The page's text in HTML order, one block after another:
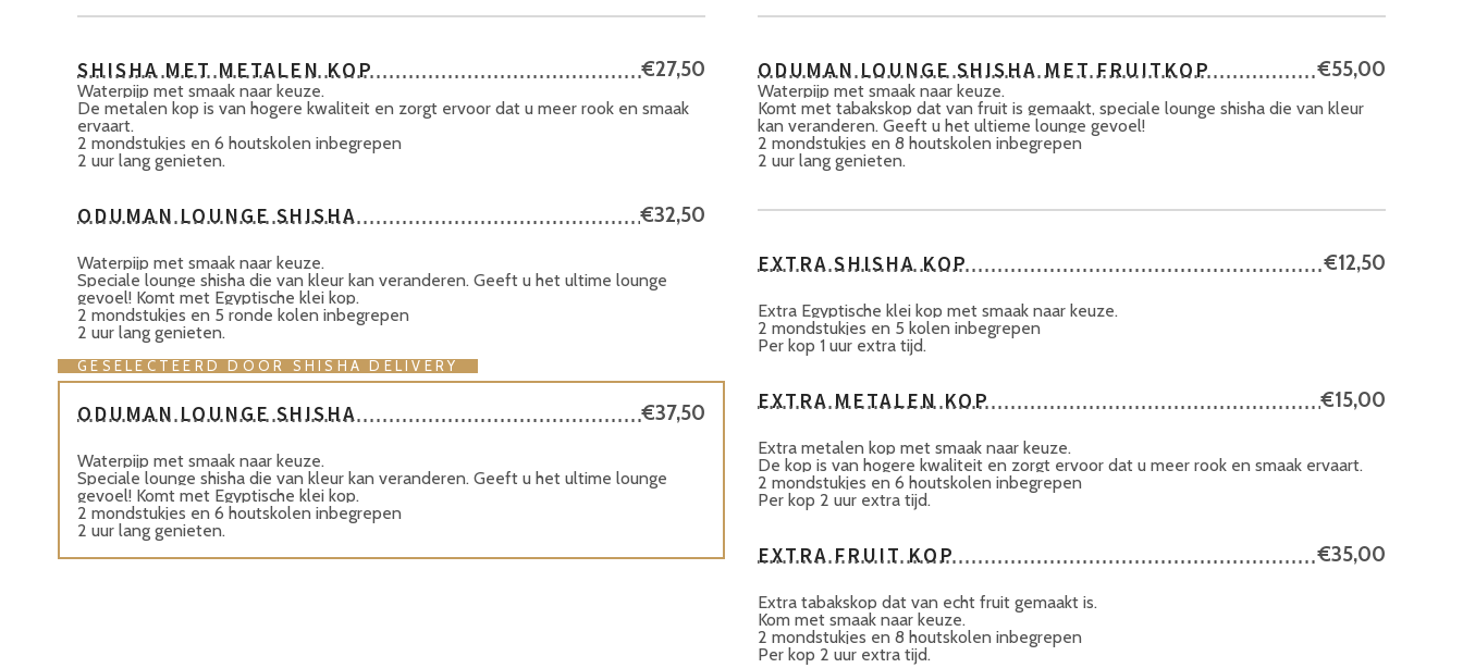
SHISHA MET METALEN KOP €27,50
Waterpijp met smaak naar keuze.
De metalen kop is van hogere kwaliteit en zorgt ervoor dat u meer rook en smaak
ervaart.
2 mondstukjes en 6 houtskolen inbegrepen
2 uur lang genieten.
ODUMAN LOUNGE SHISHA €32,50
Waterpijp met smaak naar keuze.
Speciale lounge shisha die van kleur kan veranderen. Geeft u het ultime lounge
gevoel! Komt met Egyptische klei kop.
2 mondstukjes en 5 ronde kolen inbegrepen
2 uur lang genieten.
GESELECTEERD DOOR SHISHA DELIVERY
ODUMAN LOUNGE SHISHA €37,50
Waterpijp met smaak naar keuze.
Speciale lounge shisha die van kleur kan veranderen. Geeft u het ultime lounge
gevoel! Komt met Egyptische klei kop.
2 mondstukjes en 6 houtskolen inbegrepen
2 uur lang genieten.
ODUMAN LOUNGE SHISHA MET FRUITKOP €55,00
Waterpijp met smaak naar keuze.
Komt met tabakskop dat van fruit is gemaakt, speciale lounge shisha die van kleur
kan veranderen. Geeft u het ultieme lounge gevoel!
2 mondstukjes en 8 houtskolen inbegrepen
2 uur lang genieten.
EXTRA SHISHA KOP €12,50
Extra Egyptische klei kop met smaak naar keuze.
2 mondstukjes en 5 kolen inbegrepen
Per kop 1 uur extra tijd.
EXTRA METALEN KOP €15,00
Extra metalen kop met smaak naar keuze.
De kop is van hogere kwaliteit en zorgt ervoor dat u meer rook en smaak ervaart.
2 mondstukjes en 6 houtskolen inbegrepen
Per kop 2 uur extra tijd.
EXTRA FRUIT KOP €35,00
Extra tabakskop dat van echt fruit gemaakt is.
Kom met smaak naar keuze.
2 mondstukjes en 8 houtskolen inbegrepen
Per kop 2 uur extra tijd.